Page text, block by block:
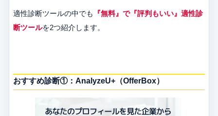
適性診断ツールの中でも
『無料』で『評判もいい』適性診
断ツールを2つ紹介します。
おすすめ診断①：AnalyzeU+（OfferBox）